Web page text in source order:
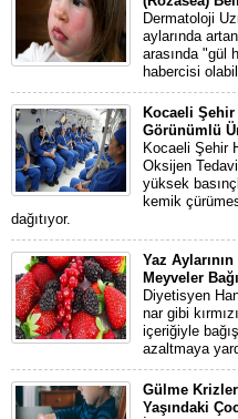
Dermatoloji
aylarında
arasında "gül
habercisi
Kocaeli
Görünümlü
Kocaeli Şehir
Oksijen
yüksek
kemik
dağıtıyor.
Yaz
Meyveler
Diyetisyen
nar gibi
içeriğiyle
azaltmaya
Gülme
Yaşındaki